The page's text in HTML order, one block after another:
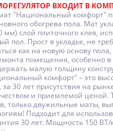
ВХОДИТ В
"Национальный комфорт"
обогрева пола. Мат
слой плиточного клея,
пол. Прост в укладке, не
как на новую основу пола,
помещения, особенно в
малую толщину
комфорт" – это
за 30 лет присутствия на
и приемлемой ценой.
только двужильные маты,
Подходит для
30 лет. Мощность 150